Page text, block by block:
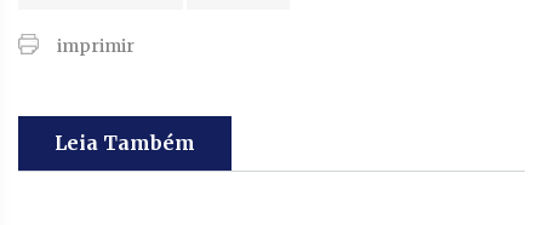
imprimir
Leia Também